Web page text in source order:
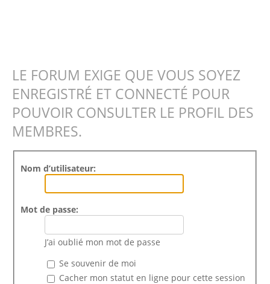
LE FORUM EXIGE QUE VOUS SOYEZ
ENREGISTRÉ ET CONNECTÉ POUR
POUVOIR CONSULTER LE PROFIL DES
MEMBRES.
Nom d’utilisateur:
Mot de passe:
J’ai oublié mon mot de passe
Se souvenir de moi
Cacher mon statut en ligne pour cette session